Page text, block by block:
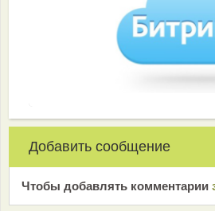
Добавить сообщение
Чтобы добавлять комментарии